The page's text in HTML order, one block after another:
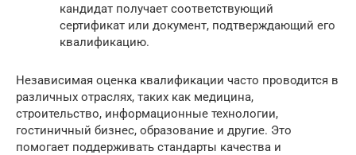
кандидат получает соответствующий
сертификат или документ, подтверждающий его
квалификацию.
Независимая оценка квалификации часто проводится в
различных отраслях, таких как медицина,
строительство, информационные технологии,
гостиничный бизнес, образование и другие. Это
помогает поддерживать стандарты качества и